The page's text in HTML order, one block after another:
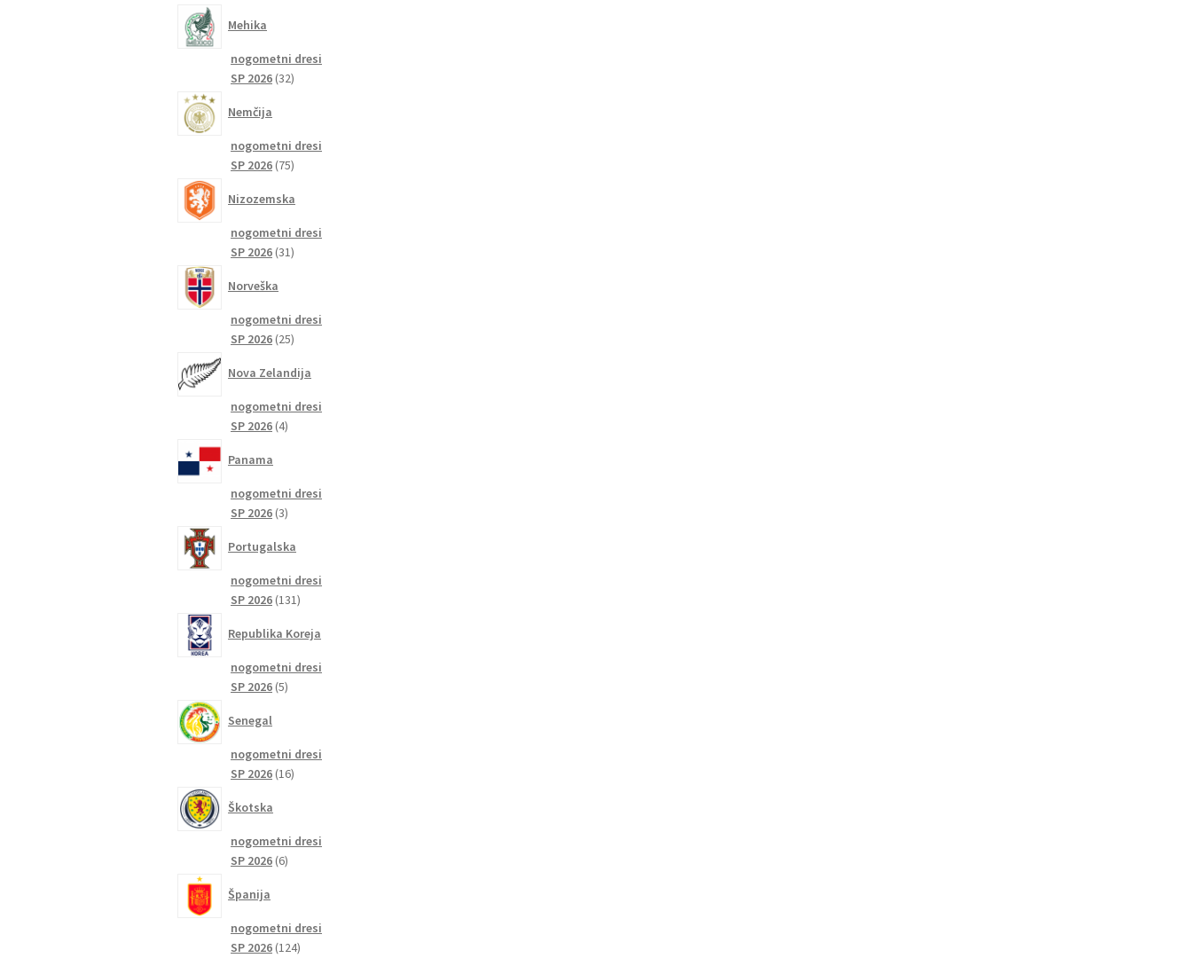
Mehika
nogometni dresi
SP 2026 3232
Nemčija
nogometni dresi
SP 2026 7575
Nizozemska
nogometni dresi
SP 2026 3131
Norveška
nogometni dresi
SP 2026 2525
Nova Zelandija
nogometni dresi
SP 2026 44
Panama
nogometni dresi
SP 2026 33
Portugalska
nogometni dresi
SP 2026 131131
Republika Koreja
nogometni dresi
SP 2026 55
Senegal
nogometni dresi
SP 2026 1616
Škotska
nogometni dresi
SP 2026 66
Španija
nogometni dresi
SP 2026 124124